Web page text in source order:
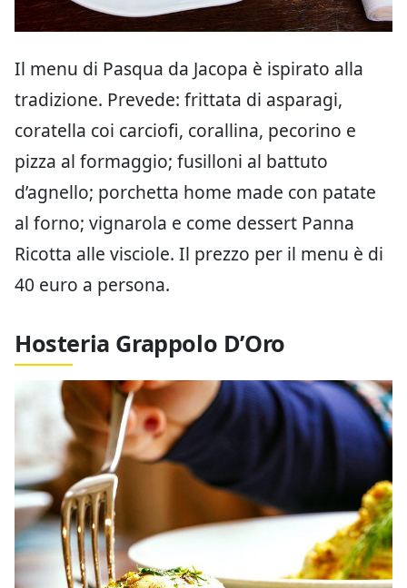
Il menu di Pasqua da Jacopa è ispirato alla
tradizione. Prevede: frittata di asparagi,
coratella coi carciofi, corallina, pecorino e
pizza al formaggio; fusilloni al battuto
d’agnello; porchetta home made con patate
al forno; vignarola e come dessert Panna
Ricotta alle visciole. Il prezzo per il menu è di
40 euro a persona.
Hosteria Grappolo D’Oro